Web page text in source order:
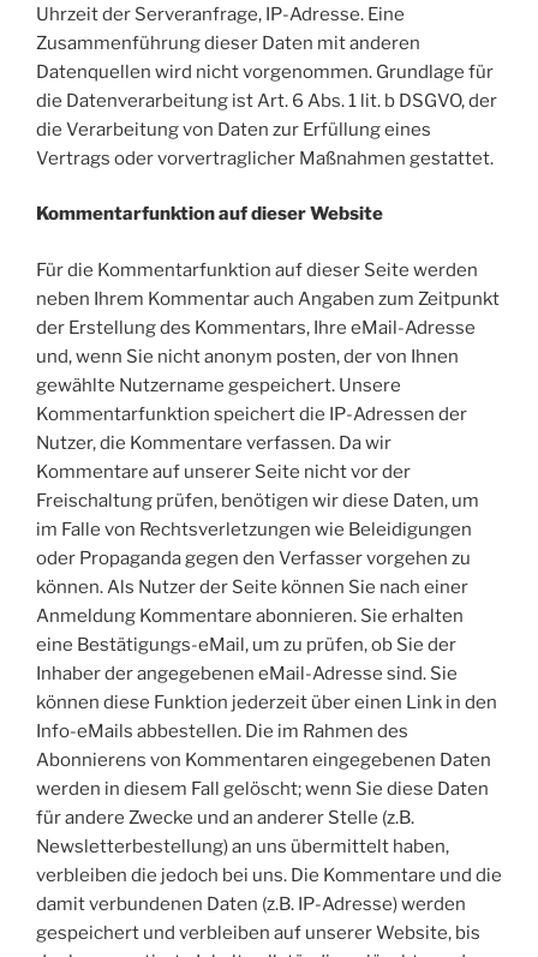
Uhrzeit der Serveranfrage, IP-Adresse. Eine
Zusammenführung dieser Daten mit anderen
Datenquellen wird nicht vorgenommen. Grundlage für
die Datenverarbeitung ist Art. 6 Abs. 1 lit. b DSGVO, der
die Verarbeitung von Daten zur Erfüllung eines
Vertrags oder vorvertraglicher Maßnahmen gestattet.
Kommentarfunktion auf dieser Website
Für die Kommentarfunktion auf dieser Seite werden
neben Ihrem Kommentar auch Angaben zum Zeitpunkt
der Erstellung des Kommentars, Ihre eMail-Adresse
und, wenn Sie nicht anonym posten, der von Ihnen
gewählte Nutzername gespeichert. Unsere
Kommentarfunktion speichert die IP-Adressen der
Nutzer, die Kommentare verfassen. Da wir
Kommentare auf unserer Seite nicht vor der
Freischaltung prüfen, benötigen wir diese Daten, um
im Falle von Rechtsverletzungen wie Beleidigungen
oder Propaganda gegen den Verfasser vorgehen zu
können. Als Nutzer der Seite können Sie nach einer
Anmeldung Kommentare abonnieren. Sie erhalten
eine Bestätigungs-eMail, um zu prüfen, ob Sie der
Inhaber der angegebenen eMail-Adresse sind. Sie
können diese Funktion jederzeit über einen Link in den
Info-eMails abbestellen. Die im Rahmen des
Abonnierens von Kommentaren eingegebenen Daten
werden in diesem Fall gelöscht; wenn Sie diese Daten
für andere Zwecke und an anderer Stelle (z.B.
Newsletterbestellung) an uns übermittelt haben,
verbleiben die jedoch bei uns. Die Kommentare und die
damit verbundenen Daten (z.B. IP-Adresse) werden
gespeichert und verbleiben auf unserer Website, bis